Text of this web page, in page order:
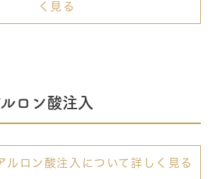
く見る
ロン酸注入
ルロン酸注入について詳しく見る